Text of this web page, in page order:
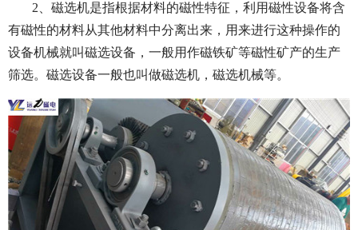
2、磁选机是指根据材料的磁性特征，利用磁性设备将含
有磁性的材料从其他材料中分离出来，用来进行这种操作的
设备机械就叫磁选设备，一般用作磁铁矿等磁性矿产的生产
筛选。磁选设备一般也叫做磁选机，磁选机械等。